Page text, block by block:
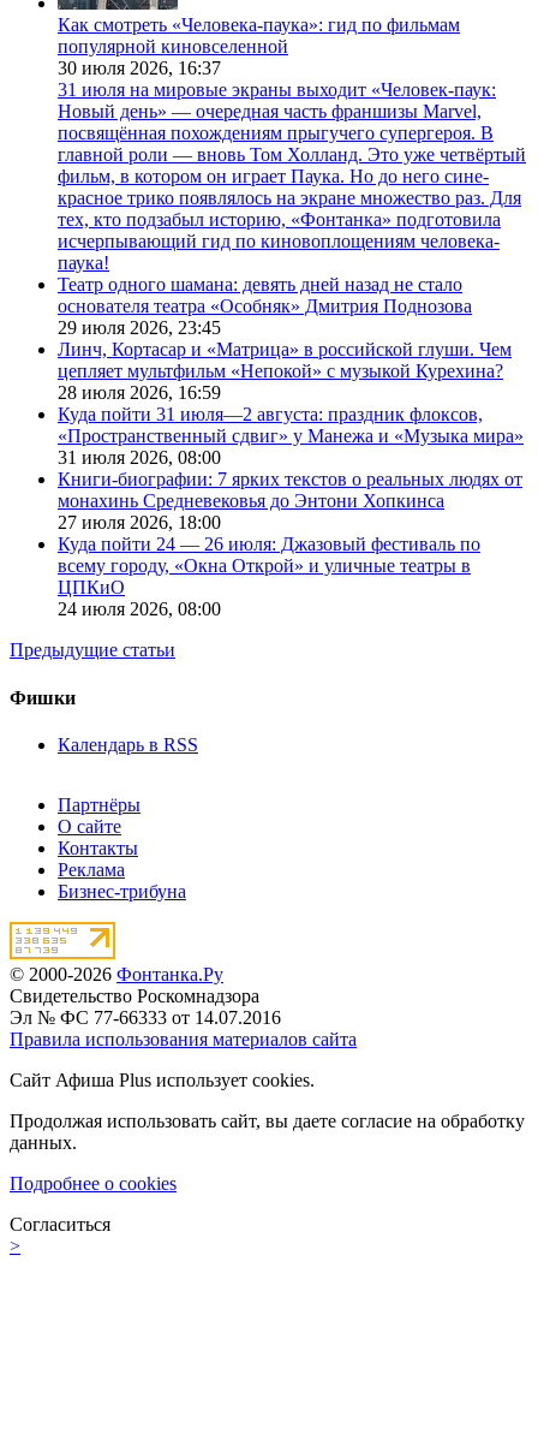
Как смотреть «Человека-паука»: гид по фильмам
популярной киновселенной
30 июля 2026, 16:37
31 июля на мировые экраны выходит «Человек-паук:
Новый день» — очередная часть франшизы Marvel,
посвящённая похождениям прыгучего супергероя. В
главной роли — вновь Том Холланд. Это уже четвёртый
фильм, в котором он играет Паука. Но до него сине-
красное трико появлялось на экране множество раз. Для
тех, кто подзабыл историю, «Фонтанка» подготовила
исчерпывающий гид по киновоплощениям человека-
паука!
Театр одного шамана: девять дней назад не стало
основателя театра «Особняк» Дмитрия Поднозова
29 июля 2026, 23:45
Линч, Кортасар и «Матрица» в российской глуши. Чем
цепляет мультфильм «Непокой» с музыкой Курехина?
28 июля 2026, 16:59
Куда пойти 31 июля—2 августа: праздник флоксов,
«Пространственный сдвиг» у Манежа и «Музыка мира»
31 июля 2026, 08:00
Книги-биографии: 7 ярких текстов о реальных людях от
монахинь Средневековья до Энтони Хопкинса
27 июля 2026, 18:00
Куда пойти 24 — 26 июля: Джазовый фестиваль по
всему городу, «Окна Открой» и уличные театры в
ЦПКиО
24 июля 2026, 08:00
Предыдущие статьи
Фишки
Календарь в RSS
Партнёры
О сайте
Контакты
Реклама
Бизнес-трибуна
© 2000-2026 Фонтанка.Ру
Свидетельство Роскомнадзора
Эл № ФС 77-66333 от 14.07.2016
Правила использования материалов сайта
Сайт Афиша Plus использует cookies.
Продолжая использовать сайт, вы даете согласие на обработку
данных.
Подробнее о cookies
Согласиться
>